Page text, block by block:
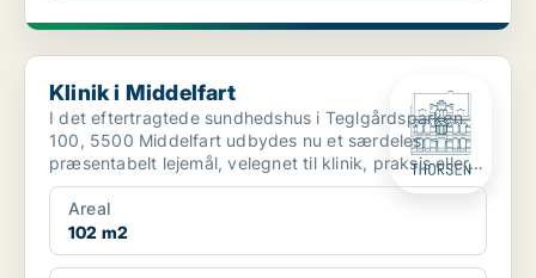
Klinik i Middelfart
Klinik i Middelfart
I det eftertragtede sundhedshus i Teglgårdsparken
100, 5500 Middelfart udbydes nu et særdeles
præsentabelt lejemål, velegnet til klinik, praksis eller
kontor...
Areal
102 m2